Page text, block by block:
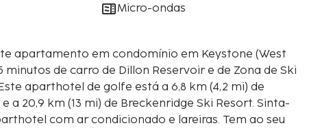
Micro-ondas
apartamento em condomínio em Keystone (West
minutos de carro de Dillon Reservoir e de Zona de Ski
a 20,9 km (13 mi) de Breckenridge Ski Resort. Sinta-
com ar condicionado e lareiras. Tem ao seu